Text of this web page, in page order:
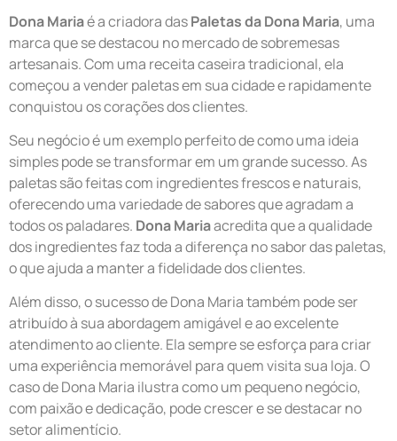
Dona Mariaé a criadora dasPaletas da Dona Maria, uma
marca que se destacou no mercado de sobremesas
artesanais. Com uma receita caseira tradicional, ela
começou a vender paletas em sua cidade e rapidamente
conquistou os corações dos clientes.
Seu negócio é um exemplo perfeito de como uma ideia
simples pode se transformar em um grande sucesso. As
paletas são feitas com ingredientes frescos e naturais,
oferecendo uma variedade de sabores que agradam a
todos os paladares. Dona Mariaacredita que a qualidade
dos ingredientes faz toda a diferença no sabor das paletas,
o que ajuda a manter a fidelidade dos clientes.
Além disso, o sucesso de Dona Maria também pode ser
atribuído à sua abordagem amigável e ao excelente
atendimento ao cliente. Ela sempre se esforça para criar
uma experiência memorável para quem visita sua loja. O
caso de Dona Maria ilustra como um pequeno negócio,
com paixão e dedicação, pode crescer e se destacar no
setor alimentício.